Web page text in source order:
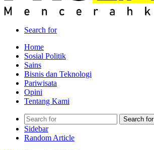
Search for
Home
Sosial Politik
Sains
Bisnis dan Teknologi
Pariwisata
Opini
Tentang Kami
Search for
Sidebar
Random Article